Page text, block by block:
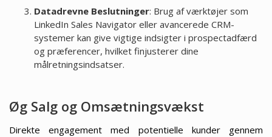
Datadrevne Beslutninger: Brug af værktøjer som
LinkedIn Sales Navigator eller avancerede CRM-
systemer kan give vigtige indsigter i prospectadfærd
og præferencer, hvilket finjusterer dine
målretningsindsatser.
Øg Salg og Omsætningsvækst
Direkte engagement med potentielle kunder gennem